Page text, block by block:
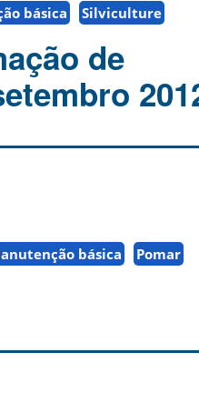
básica Silviculture
de
básica Pomar